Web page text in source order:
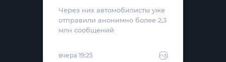
Через них автомобилисты уже
отправили анонимно более 2,3
млн сообщений
вчера 19:25